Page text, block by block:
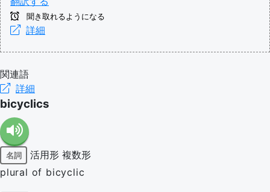
聞き取れるようになる
詳細
関連語
詳細
bicyclics
名詞 活用形 複数形
plural of bicyclic